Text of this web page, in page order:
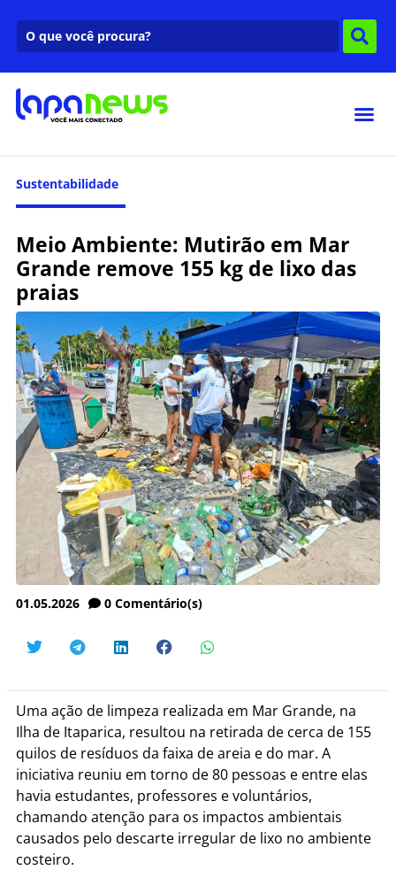
Sustentabilidade
Meio Ambiente: Mutirão em Mar
Grande remove 155 kg de lixo das
praias
01.05.2026 0 Comentário(s)
Uma ação de limpeza realizada em Mar Grande, na
Ilha de Itaparica, resultou na retirada de cerca de 155
quilos de resíduos da faixa de areia e do mar. A
iniciativa reuniu em torno de 80 pessoas e entre elas
havia estudantes, professores e voluntários,
chamando atenção para os impactos ambientais
causados pelo descarte irregular de lixo no ambiente
costeiro.